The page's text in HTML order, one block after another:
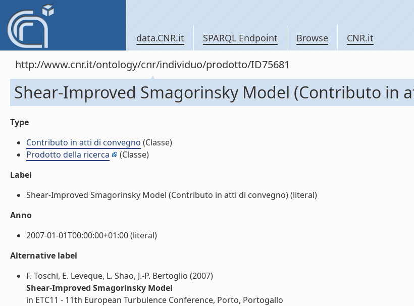
data.CNR.it SPARQL Endpoint Browse CNR.it
http://www.cnr.it/ontology/cnr/individuo/prodotto/ID75681
Shear-Improved Smagorinsky Model (Contributo in
Type
Contributo in atti di convegno (Classe)
Prodotto della ricerca
(Classe)
Label
Shear-Improved Smagorinsky Model (Contributo in atti di convegno) (literal)
Anno
2007-01-01T00:00:00+01:00 (literal)
Alternative label
F. Toschi, E. Leveque, L. Shao, J.-P. Bertoglio (2007)
Shear-Improved Smagorinsky Model
in ETC11 - 11th European Turbulence Conference, Porto, Portogallo